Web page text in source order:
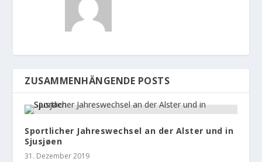
ZUSAMMENHÄNGENDE POSTS
Sportlicher Jahreswechsel an der Alster und in
Sjusjøen
31. Dezember 2019